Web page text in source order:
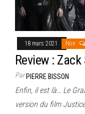
18 mars 2021 Non
Review :
ParPIERRE BISSON
Enfin, il est là… Le
version du film